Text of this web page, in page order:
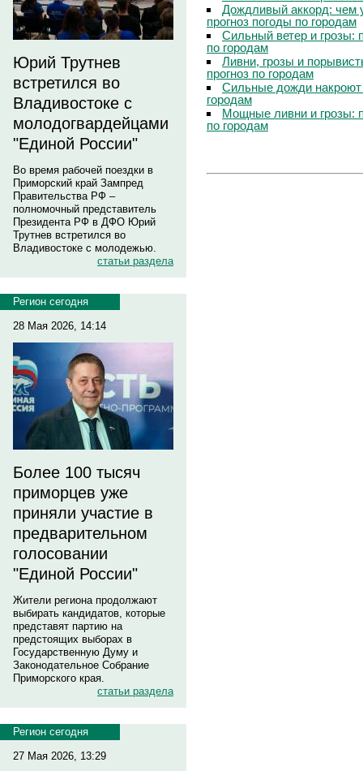
Юрий Трутнев
встретился во
Владивостоке с
молодогвардейцами
"Единой России"
Во время рабочей поездки в
Приморский край Зампред
Правительства РФ –
полномочный представитель
Президента РФ в ДФО Юрий
Трутнев встретился во
Владивостоке с молодежью.
статьи раздела
Регион сегодня
28 Мая 2026, 14:14
Более 100 тысяч
приморцев уже
приняли участие в
предварительном
голосовании
"Единой России"
Жители региона продолжают
выбирать кандидатов, которые
представят партию на
предстоящих выборах в
Государственную Думу и
Законодательное Собрание
Приморского края.
статьи раздела
Регион сегодня
27 Мая 2026, 13:29
Дождливый аккорд: чем
прогноз погоды по городам
Сильный ветер и грозы:
по городам
Ливни, грозы и
прогноз по городам
Сильные дожди
городам
Мощные ливни и грозы:
по городам